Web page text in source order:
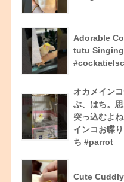
Adorable
tutu Singing
オカメイン
ぶ、はち。
突っ込むよ
インコお喋
ち #parrot
Cute